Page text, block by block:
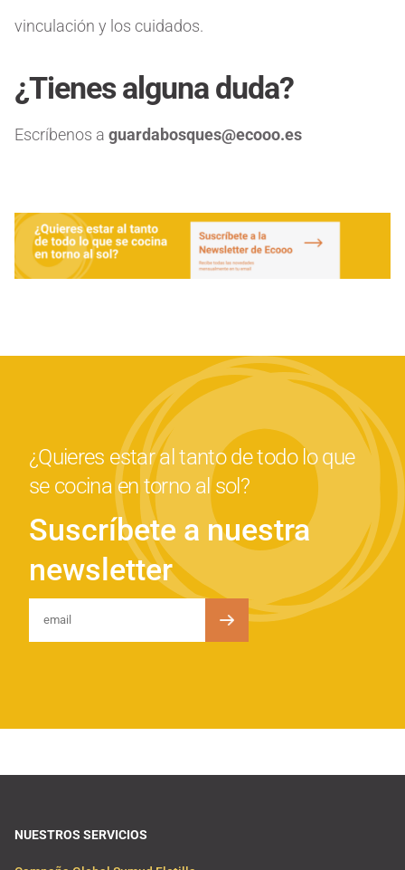
vinculación y los cuidados.
¿Tienes alguna duda?
Escríbenos a guardabosques@ecooo.es
¿Quieres estar al tanto de todo lo que
se cocina en torno al sol?
Suscríbete a nuestra
newsletter
NUESTROS SERVICIOS